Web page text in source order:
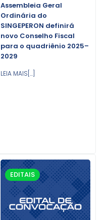
Assembleia Geral
Ordinária do
SINGEPERON definirá
novo Conselho Fiscal
para o quadriênio 2025–
2029
LEIA MAIS[...]
EDITAIS